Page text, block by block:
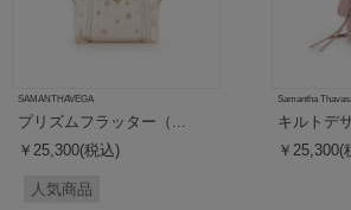
SAMANTHAVEGA
プリズムフラッター（...
￥25,300(税込)
人気商品
Samantha
キルトデ
￥25,300(